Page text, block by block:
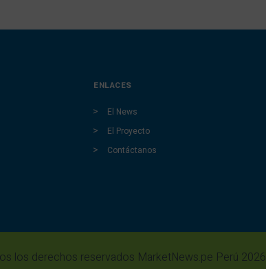
ENLACES
El News
El Proyecto
Contáctanos
los derechos reservados MarketNews.pe Perú 2026